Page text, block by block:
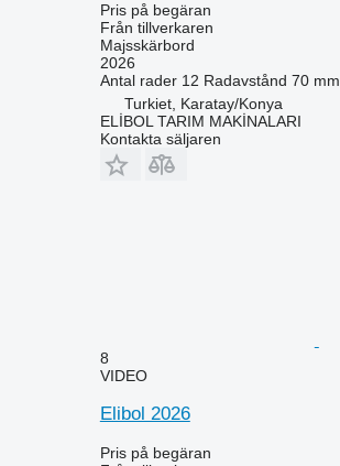
Pris på begäran
Från tillverkaren
Majsskärbord
2026
Antal rader 12 Radavstånd 70 mm
Turkiet, Karatay/Konya
ELİBOL TARIM MAKİNALARI
Kontakta säljaren
8
VIDEO
Elibol 2026
Pris på begäran